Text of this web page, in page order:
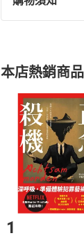
退換貨規定
(一)依消
(二)消費
且已下載/
退貨方式
貨」，本
請注意，
挑選
Choose
購書後
本店熱銷商品
1